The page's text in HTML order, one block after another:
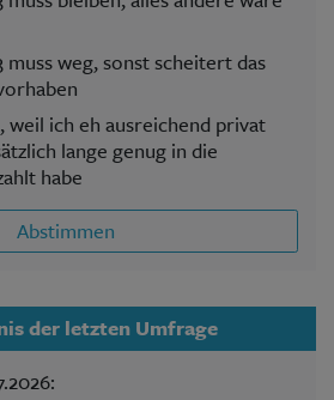
weg, sonst scheitert das
weil ich eh ausreichend privat
lange genug in die
habe
Abstimmen
der letzten Umfrage